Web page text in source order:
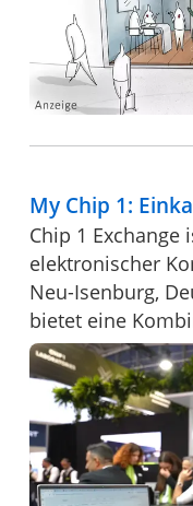
My Chip 1:
Chip 1
elektronischer
Neu-Isenburg,
bietet eine